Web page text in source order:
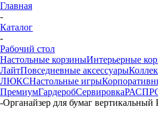
Главная
-
Каталог
-
Рабочий стол
Настольные корзиныИнтерьерные
ЛайтПовседневные аксессуары
ЛЮКСНастольные игры
ПремиумГардеробСервировка
-Органайзер для бумаг